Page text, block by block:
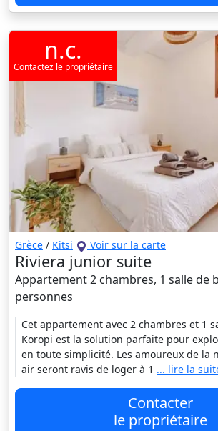
n.c.
Contactez le propriétaire
Grèce / Kitsi Voir sur la carte
Riviera junior suite
Appartement 2 chambres, 1 salle de
personnes
Cet appartement avec 2 chambres et 1
Koropi est la solution parfaite pour
en toute simplicité. Les amoureux de la
air seront ravis de loger à 1 ... lire la
Contacter
le propriétaire